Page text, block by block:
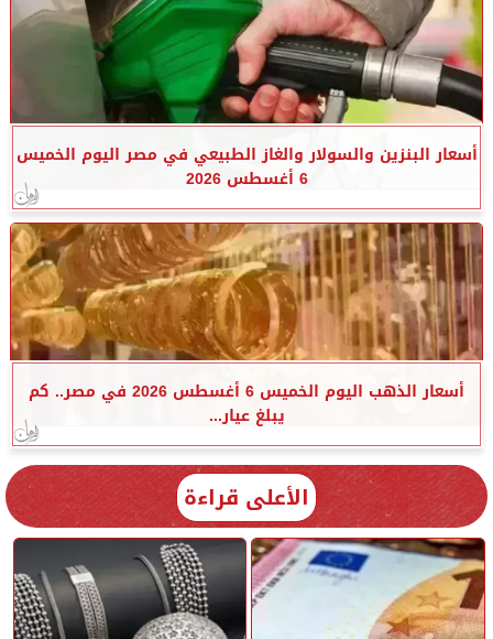
أسعار البنزين والسولار والغاز الطبيعي في مصر اليوم الخميس
6 أغسطس 2026
أسعار الذهب اليوم الخميس 6 أغسطس 2026 في مصر.. كم
يبلغ عيار...
الأعلى قراءة